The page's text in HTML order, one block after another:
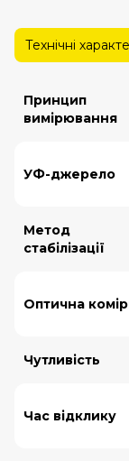
Технічні
Принцип
вимірювання
УФ-джерело
Метод
стабілізації
Оптична
Чутливість
Час відклику